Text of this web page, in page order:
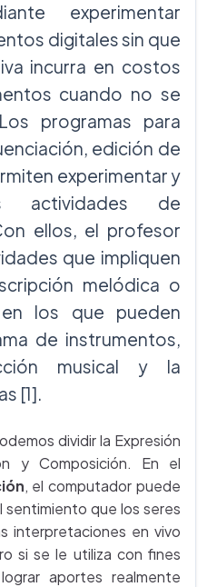
experimentar
digitales sin que
incurra en costos
cuando no se
programas para
edición de
experimentar y
actividades de
ellos, el profesor
que impliquen
melódica o
los que pueden
de instrumentos,
musical y la
[1].
dividir la Expresión
y Composición. En el
, el computador puede
sentimiento que los seres
interpretaciones en vivo
si se le utiliza con fines
aportes realmente